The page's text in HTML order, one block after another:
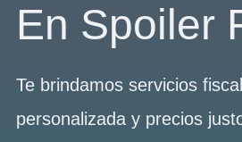
En Spoiler
Te brindamos servicios
personalizada y precios